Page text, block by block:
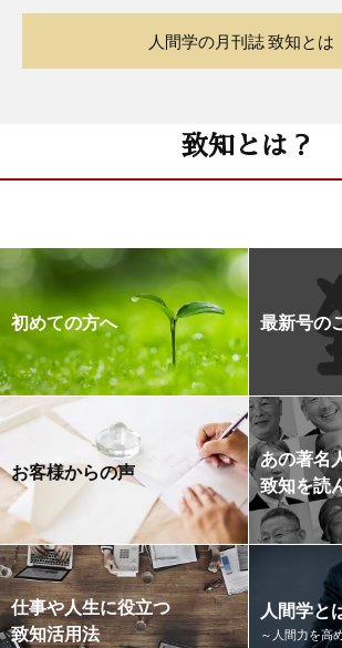
人間学の月刊誌 致知とは
致知とは？
初めての方へ 最新号の
お客様からの声
あの著名
致知を読
仕事や人生に役立つ
致知活用法
人間学と
～人間力を高